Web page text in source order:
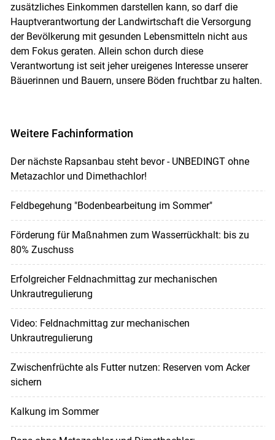
zusätzliches Einkommen darstellen kann, so darf die
Hauptverantwortung der Landwirtschaft die Versorgung
der Bevölkerung mit gesunden Lebensmitteln nicht aus
dem Fokus geraten. Allein schon durch diese
Verantwortung ist seit jeher ureigenes Interesse unserer
Bäuerinnen und Bauern, unsere Böden fruchtbar zu halten.
Weitere Fachinformation
Der nächste Rapsanbau steht bevor - UNBEDINGT ohne
Metazachlor und Dimethachlor!
Feldbegehung "Bodenbearbeitung im Sommer"
Förderung für Maßnahmen zum Wasserrückhalt: bis zu
80% Zuschuss
Erfolgreicher Feldnachmittag zur mechanischen
Unkrautregulierung
Video: Feldnachmittag zur mechanischen
Unkrautregulierung
Zwischenfrüchte als Futter nutzen: Reserven vom Acker
sichern
Kalkung im Sommer